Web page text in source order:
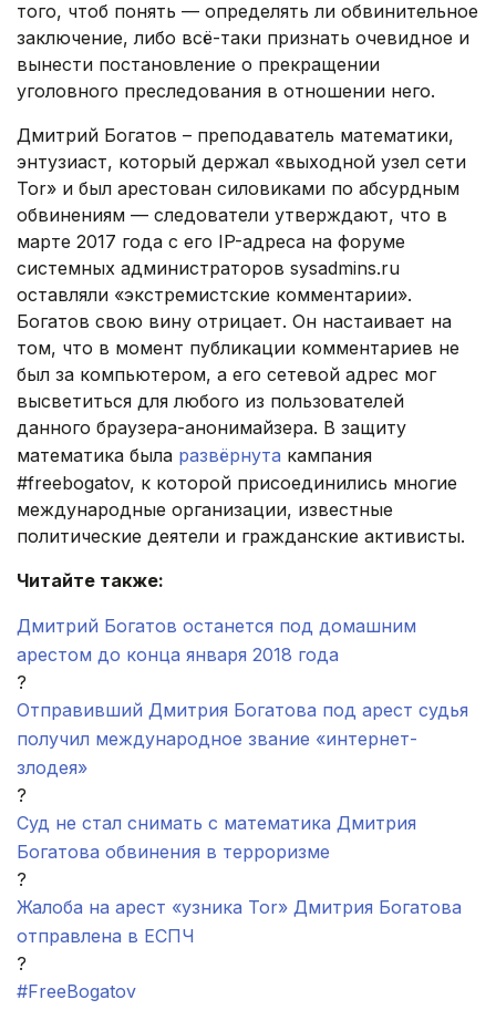
того, чтоб понять — определять ли обвинительное
заключение, либо всё-таки признать очевидное и
вынести постановление о прекращении
уголовного преследования в отношении него.
Дмитрий Богатов – преподаватель математики,
энтузиаст, который держал «выходной узел сети
Tor» и был арестован силовиками по абсурдным
обвинениям — следователи утверждают, что в
марте 2017 года с его IP-адреса на форуме
системных администраторов sysadmins.ru
оставляли «экстремистские комментарии».
Богатов свою вину отрицает. Он настаивает на
том, что в момент публикации комментариев не
был за компьютером, а его сетевой адрес мог
высветиться для любого из пользователей
данного браузера-анонимайзера. В защиту
математика была развёрнута кампания
#freebogatov, к которой присоединились многие
международные организации, известные
политические деятели и гражданские активисты.
Читайте также:
Дмитрий Богатов останется под домашним
арестом до конца января 2018 года
?
Отправивший Дмитрия Богатова под арест судья
получил международное звание «интернет-
злодея»
?
Суд не стал снимать с математика Дмитрия
Богатова обвинения в терроризме
?
Жалоба на арест «узника Tor» Дмитрия Богатова
отправлена в ЕСПЧ
?
#FreeBogatov